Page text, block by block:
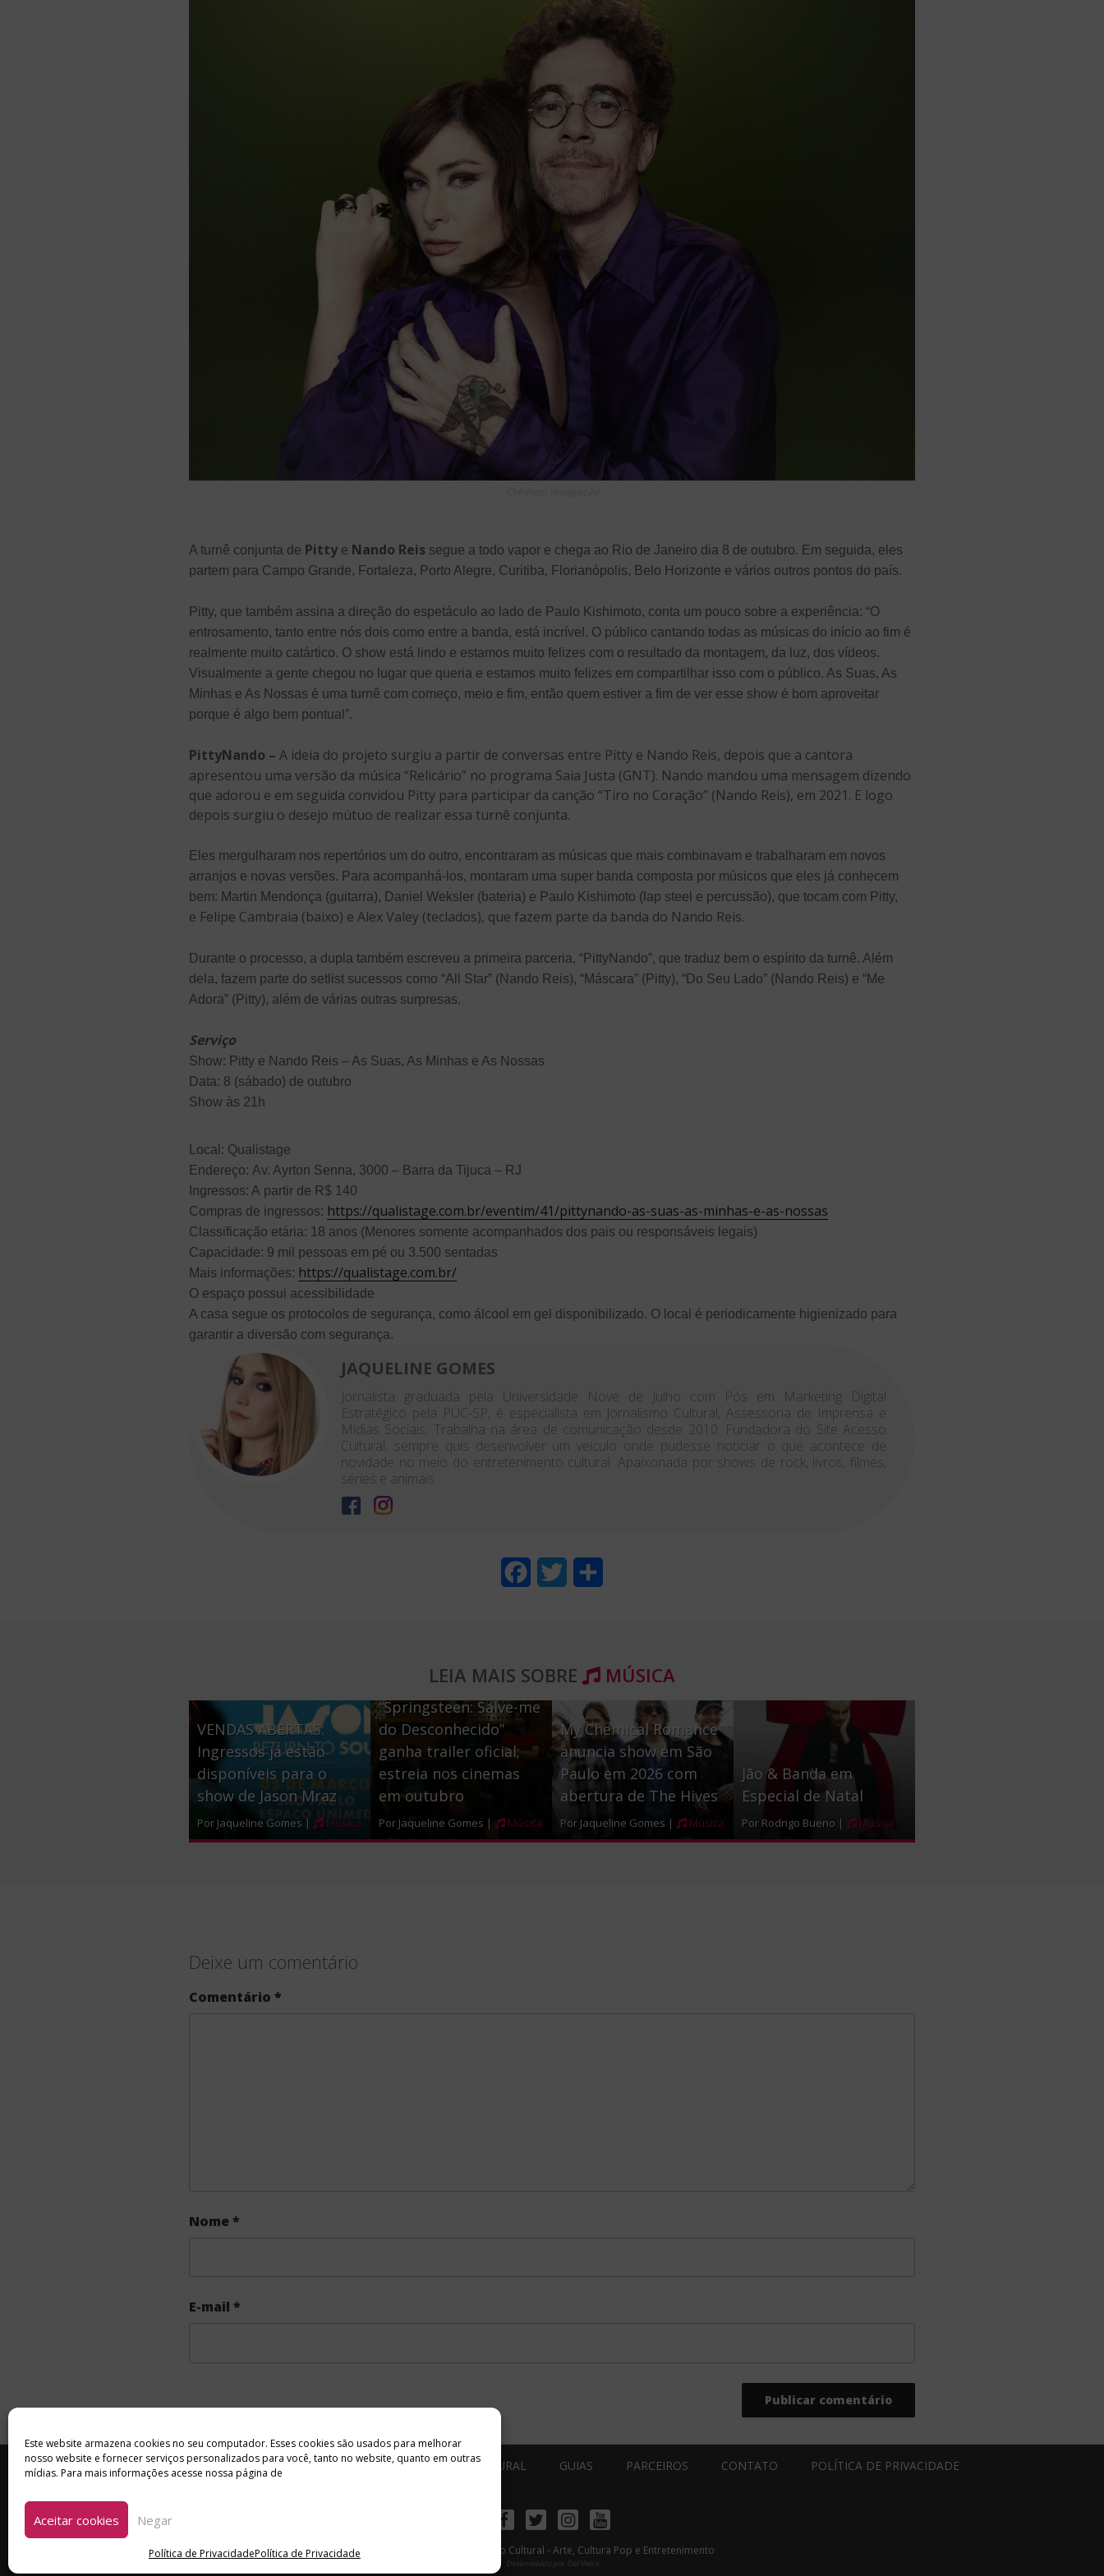
Este website armazena cookies no seu computador. Esses cookies são usados ​​para melhorar
nosso website e fornecer serviços personalizados para você, tanto no website, quanto em outras
mídias. Para mais informações acesse nossa página de
Aceitar cookies Negar
Política de PrivacidadePolítica de Privacidade
A turnê conjunta de Pitty e Nando Reis segue a todo vapor e chega ao Rio de Janeiro dia 8 de outubro. Em seguida, eles
partem para Campo Grande, Fortaleza, Porto Alegre, Curitiba, Florianópolis, Belo Horizonte e vários outros pontos do país.
Pitty, que também assina a direção do espetáculo ao lado de Paulo Kishimoto, conta um pouco sobre a experiência: “O
entrosamento, tanto entre nós dois como entre a banda, está incrível. O público cantando todas as músicas do início ao fim é
realmente muito catártico. O show está lindo e estamos muito felizes com o resultado da montagem, da luz, dos vídeos.
Visualmente a gente chegou no lugar que queria e estamos muito felizes em compartilhar isso com o público. As Suas, As
Minhas e As Nossas é uma turnê com começo, meio e fim, então quem estiver a fim de ver esse show é bom aproveitar
porque é algo bem pontual”.
PittyNando – A ideia do projeto surgiu a partir de conversas entre Pitty e Nando Reis, depois que a cantora
apresentou uma versão da música “Relicário” no programa Saia Justa (GNT). Nando mandou uma mensagem dizendo
que adorou e em seguida convidou Pitty para participar da canção “Tiro no Coração” (Nando Reis), em 2021. E logo
depois surgiu o desejo mútuo de realizar essa turnê conjunta.
Eles mergulharam nos repertórios um do outro, encontraram as músicas que mais combinavam e trabalharam em novos
arranjos e novas versões. Para acompanhá-los, montaram uma super banda composta por músicos que eles já conhecem
bem: Martin Mendonça (guitarra), Daniel Weksler (bateria) e Paulo Kishimoto (lap steel e percussão), que tocam com Pitty,
e Felipe Cambraia (baixo) e AlexValey (teclados), que fazem parte da banda do Nando Reis.
Durante o processo, a dupla também escreveu a primeira parceria, “PittyNando”, que traduz bem o espírito da turnê. Além
dela, fazem parte do setlist sucessos como “All Star” (Nando Reis), “Máscara” (Pitty), “Do Seu Lado” (Nando Reis) e “Me
Adora” (Pitty), além de várias outras surpresas.
Serviço
Show: Pitty e Nando Reis – As Suas, As Minhas e As Nossas
Data: 8 (sábado) de outubro
Show às 21h
Local: Qualistage
Endereço: Av. Ayrton Senna, 3000 – Barra da Tijuca – RJ
Ingressos: A partir de R$ 140
Compras de ingressos: https://qualistage.com.br/eventim/41/pittynando-as-suas-as-minhas-e-as-nossas
Classificação etária: 18 anos (Menores somente acompanhados dos pais ou responsáveis legais)
Capacidade: 9 mil pessoas em pé ou 3.500 sentadas
Mais informações: https://qualistage.com.br/
O espaço possui acessibilidade
A casa segue os protocolos de segurança, como álcool em gel disponibilizado. O local é periodicamente higienizado para
garantir a diversão com segurança.
JAQUELINE GOMES
Jornalista graduada pela Universidade Nove de Julho com Pós em Marketing Digital
Estratégico pela PUC-SP, é especialista em Jornalismo Cultural, Assessoria de Imprensa e
Mídias Sociais. Trabalha na área de comunicação desde 2010. Fundadora do Site Acesso
Cultural, sempre quis desenvolver um veículo onde pudesse noticiar o que acontece de
novidade no meio do entretenimento cultural. Apaixonada por shows de rock, livros, filmes,
séries e animais.
o
e
r
LEIA MAIS SOBRE MÚSICA
VENDAS ABERTAS:
Ingressos já estão
disponíveis para o
show de Jason Mraz
Por Jaqueline Gomes | Música
“Springsteen: Salve-me
do Desconhecido”
ganha trailer oficial;
estreia nos cinemas
em outubro
Por Jaqueline Gomes | Música
My Chemical Romance
anuncia show em São
Paulo em 2026 com
abertura de The Hives
Por Jaqueline Gomes | Música
Jão & Banda em
Especial de Natal
Por Rodrigo Bueno | Música
Deixe um comentário
Comentário *
Nome*
E-mail *
INÍCIO SOBRE ANUNCIE ESTÚDIO ACESSO CULTURAL GUIAS PARCEIROS CONTATO POLÍTICA DE PRIVACIDADE
FacebookTwitterInstagramYoutube
2026 Acesso Cultural - Arte, Cultura Pop e Entretenimento
Desenvolvido por Del Vieira